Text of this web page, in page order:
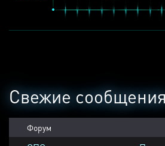
Свежие
Форум